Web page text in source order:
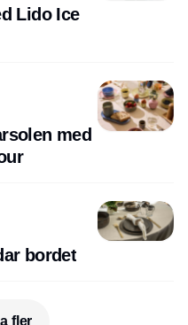
Lido Ice
med
bordet
fler